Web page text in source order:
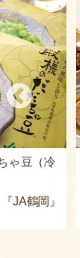
ゃ豆（冷
JA鶴岡』